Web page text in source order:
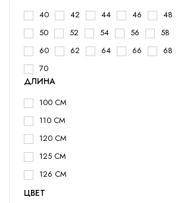
40 42 44 46
48
50
52 54 56
58
60
62 64 66
68
70
ДЛИНА
100 СМ
110 СМ
120 СМ
125 СМ
126 СМ
72 СМ
ЦВЕТ